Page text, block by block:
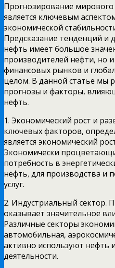
Прогнозирование мирового
является ключевым
экономической
Предсказание тенденций и
нефть имеет большое
производителей нефти, но
финансовых рынков и
целом. В данной статье мы
прогнозы и факторы,
нефть.
1. Экономический рост и
ключевых факторов,
является экономический
Экономически
потребность в
нефть, для производства и
услуг.
2. Индустриальный сектор.
оказывает значительное
Различные секторы
автомобильная,
активно используют нефть
деятельности.